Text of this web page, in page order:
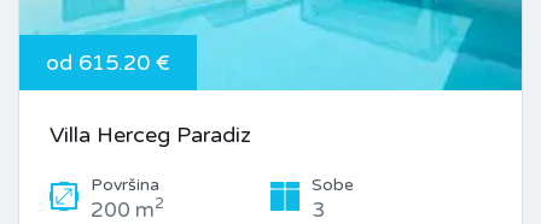
od 615.20 €
Villa Herceg Paradiz
Površina
200 m2
Sobe
3